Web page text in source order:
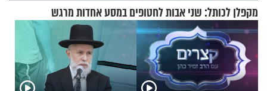
מקפלן לכותל: שני אבות לחטופים במסע אחדות מרגש